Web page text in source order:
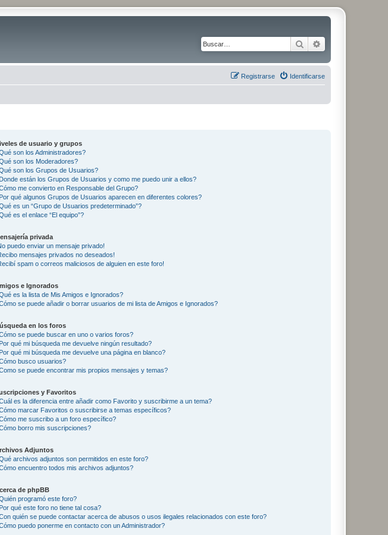
Buscar
Identificarse
Registrarse
de usuario y grupos
son los Administradores?
son los Moderadores?
son los Grupos de Usuarios?
están los Grupos de Usuarios y como me puedo unir a ellos?
me convierto en Responsable del Grupo?
qué algunos Grupos de Usuarios aparecen en diferentes colores?
es un “Grupo de Usuarios predeterminado”?
es el enlace “El equipo”?
privada
puedo enviar un mensaje privado!
mensajes privados no deseados!
spam o correos maliciosos de alguien en este foro!
e Ignorados
es la lista de Mis Amigos e Ignorados?
se puede añadir o borrar usuarios de mi lista de Amigos e Ignorados?
en los foros
se puede buscar en uno o varios foros?
qué mi búsqueda me devuelve ningún resultado?
qué mi búsqueda me devuelve una página en blanco?
busco usuarios?
se puede encontrar mis propios mensajes y temas?
y Favoritos
es la diferencia entre añadir como Favorito y suscribirme a un tema?
marcar Favoritos o suscribirse a temas específicos?
me suscribo a un foro específico?
borro mis suscripciones?
Adjuntos
archivos adjuntos son permitidos en este foro?
encuentro todos mis archivos adjuntos?
de phpBB
programó este foro?
qué este foro no tiene tal cosa?
quién se puede contactar acerca de abusos o usos ilegales relacionados con este foro?
puedo ponerme en contacto con un Administrador?